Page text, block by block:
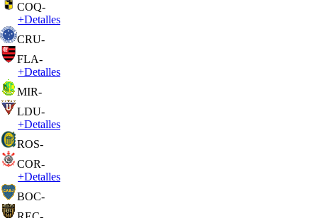
COQ-
+Detalles
CRU-
FLA-
+Detalles
MIR-
LDU-
+Detalles
ROS-
COR-
+Detalles
BOC-